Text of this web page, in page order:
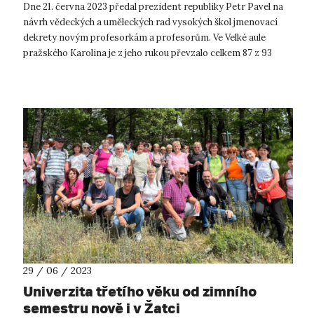
Dne 21. června 2023 předal prezident republiky Petr Pavel na
návrh vědeckých a uměleckých rad vysokých škol jmenovací
dekrety novým profesorkám a profesorům. Ve Velké aule
pražského Karolina je z jeho rukou převzalo celkem 87 z 93
29 / 06 / 2023
Univerzita třetího věku od zimního
semestru nově i v Žatci